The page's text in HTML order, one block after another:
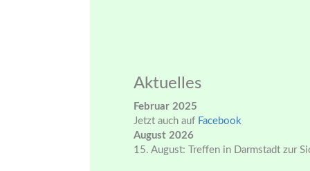
Aktuelles
Februar 2025
Jetzt auch auf Facebook
August 2026
15. August: Treffen in Darmstadt zur